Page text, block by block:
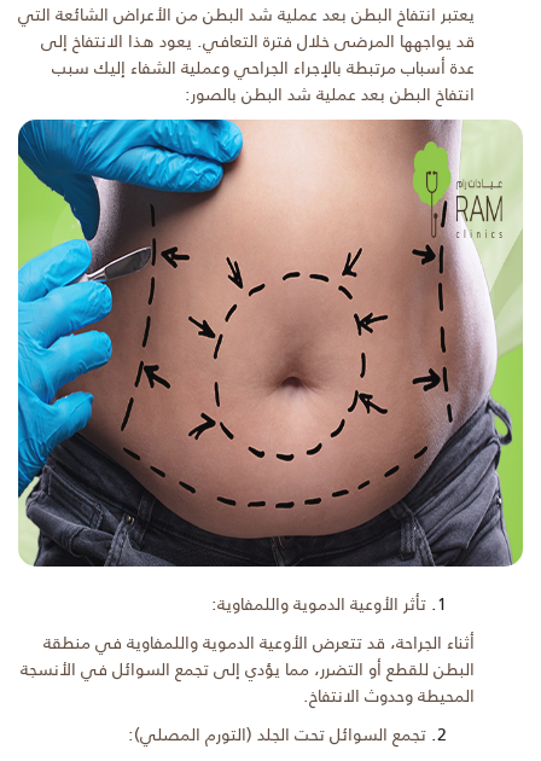
يعتبر انتفاخ البطن بعد عملية شد البطن من الأعراض الشائعة التي
قد يواجهها المرضى خلال فترة التعافي. يعود هذا الانتفاخ إلى
عدة أسباب مرتبطة بالإجراء الجراحي وعملية الشفاء إليك سبب
انتفاخ البطن بعد عملية شد البطن بالصور:
تأثر الأوعية الدموية واللمفاوية:
أثناء الجراحة، قد تتعرض الأوعية الدموية واللمفاوية في منطقة
البطن للقطع أو التضرر، مما يؤدي إلى تجمع السوائل في الأنسجة
المحيطة وحدوث الانتفاخ.
تجمع السوائل تحت الجلد (التورم المصلي):